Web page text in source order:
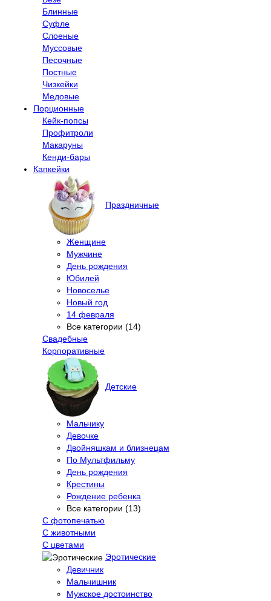
Блинные
Суфле
Слоеные
Муссовые
Песочные
Постные
Чизкейки
Медовые
Порционные
Кейк-попсы
Профитроли
Макаруны
Кенди-бары
Капкейки
Праздничные
Женщине
Мужчине
День рождения
Юбилей
Новоселье
Новый год
14 февраля
Все категории (14)
Свадебные
Корпоративные
Детские
Мальчику
Девочке
Двойняшкам и близнецам
По Мультфильму
День рождения
Крестины
Рождение ребенка
Все категории (13)
С фотопечатью
C животными
С цветами
Эротические
Девичник
Мальчишник
Мужское достоинство